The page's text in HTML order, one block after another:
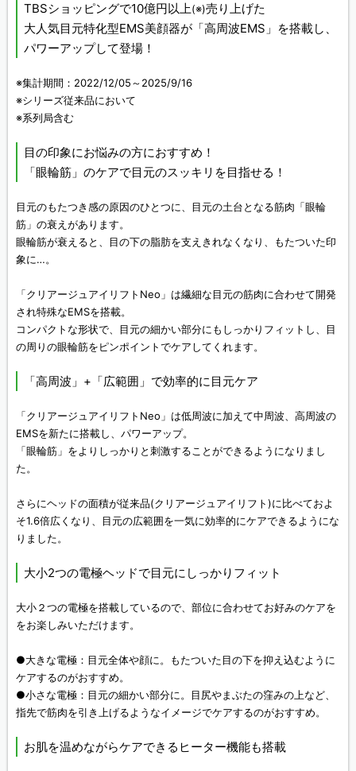
TBSショッピングで10億円以上(※)売り上げた
大人気目元特化型EMS美顔器が「高周波EMS」を搭載し、
パワーアップして登場！
※集計期間：2022/12/05～2025/9/16
※シリーズ従来品において
※系列局含む
目の印象にお悩みの方におすすめ！
「眼輪筋」のケアで目元のスッキリを目指せる！
目元のもたつき感の原因のひとつに、目元の土台となる筋肉「眼輪
筋」の衰えがあります。
眼輪筋が衰えると、目の下の脂肪を支えきれなくなり、もたついた印
象に…。
「クリアージュアイリフトNeo」は繊細な目元の筋肉に合わせて開発
され特殊なEMSを搭載。
コンパクトな形状で、目元の細かい部分にもしっかりフィットし、目
の周りの眼輪筋をピンポイントでケアしてくれます。
「高周波」+「広範囲」で効率的に目元ケア
「クリアージュアイリフトNeo」は低周波に加えて中周波、高周波の
EMSを新たに搭載し、パワーアップ。
「眼輪筋」をよりしっかりと刺激することができるようになりまし
た。
さらにヘッドの面積が従来品(クリアージュアイリフト)に比べておよ
そ1.6倍広くなり、目元の広範囲を一気に効率的にケアできるようにな
りました。
大小2つの電極ヘッドで目元にしっかりフィット
大小２つの電極を搭載しているので、部位に合わせてお好みのケアを
をお楽しみいただけます。
●大きな電極：目元全体や顔に。もたついた目の下を抑え込むように
ケアするのがおすすめ。
●小さな電極：目元の細かい部分に。目尻やまぶたの窪みの上など、
指先で筋肉を引き上げるようなイメージでケアするのがおすすめ。
お肌を温めながらケアできるヒーター機能も搭載